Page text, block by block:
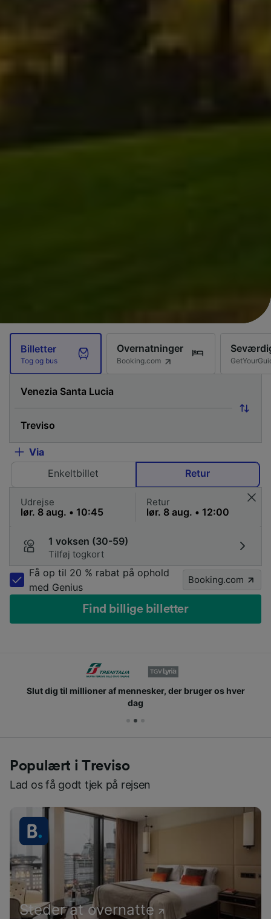
Billetter
Tog og bus
Overnatninger
Booking.com
Via
Enkeltbillet
Retur
Udrejse Retur
1 voksen (30-59)
Tilføj togkort
Få op til 20 % rabat på ophold
med Genius
Booking.com
Find billige billetter
Slut dig til millioner af mennesker, der bruger os hver
dag
Populært i Treviso
Lad os få godt tjek på rejsen
Steder at overnatte